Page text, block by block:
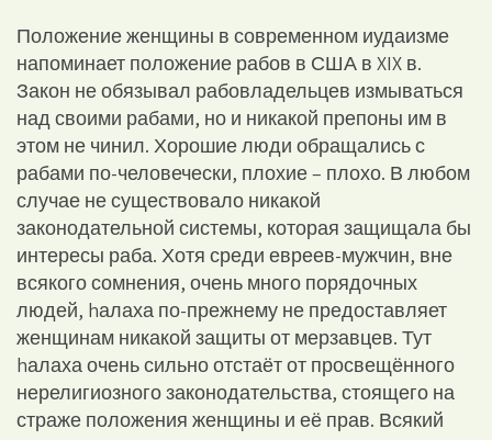
Положение женщины в современном иудаизме
напоминает положение рабов в США в XIX в.
Закон не обязывал рабовладельцев измываться
над своими рабами, но и никакой препоны им в
этом не чинил. Хорошие люди обращались с
рабами по-человечески, плохие – плохо. В любом
случае не существовало никакой
законодательной системы, которая защищала бы
интересы раба. Хотя среди евреев-мужчин, вне
всякого сомнения, очень много порядочных
людей, hалаха по-прежнему не предоставляет
женщинам никакой защиты от мерзавцев. Тут
hалаха очень сильно отстаёт от просвещённого
нерелигиозного законодательства, стоящего на
страже положения женщины и её прав. Всякий